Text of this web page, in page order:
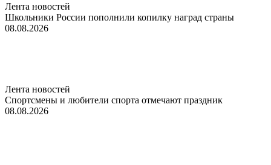
Лента новостей
Школьники России пополнили копилку наград страны
08.08.2026
Лента новостей
Спортсмены и любители спорта отмечают праздник
08.08.2026